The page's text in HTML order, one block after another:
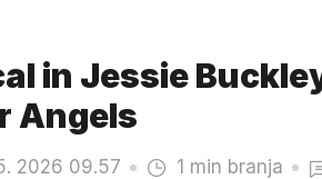
in Jessie
Angels
2026 09.57 1 min branja